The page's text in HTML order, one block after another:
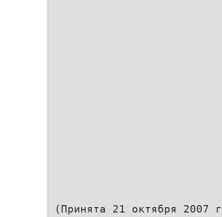
(Принята 21 октября 2007